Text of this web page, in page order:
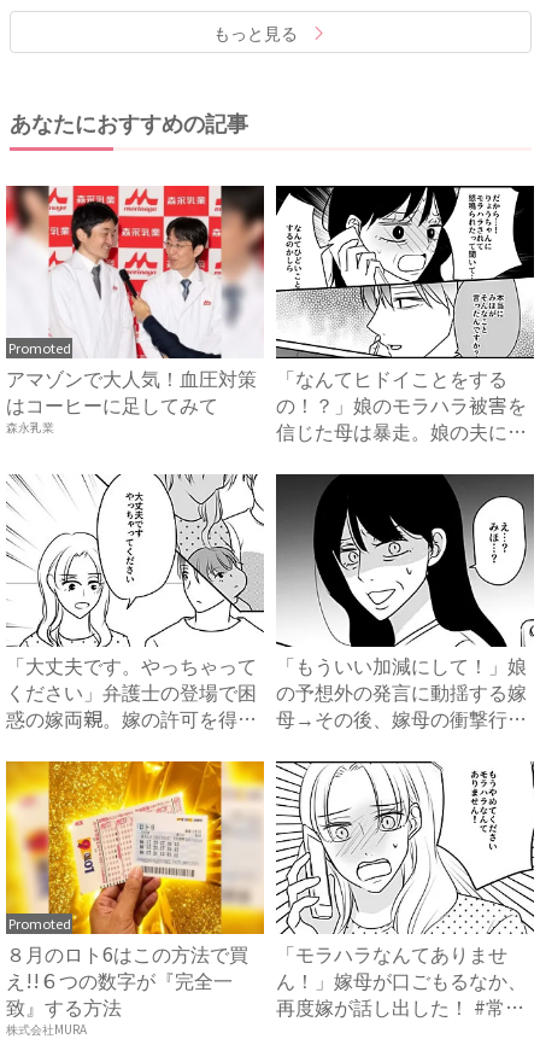
もっと見る
あなたにおすすめの記事
Promoted
アマゾンで大人気！血圧対策
はコーヒーに足してみて
森永乳業
「なんてヒドイことをする
の！？」娘のモラハラ被害を
信じた母は暴走。娘の夫に電
「大丈夫です。やっちゃって
ください」弁護士の登場で困
惑の嫁両親。嫁の許可を得た
「もういい加減にして！」娘
の予想外の発言に動揺する嫁
母→その後、嫁母の衝撃行動
Promoted
８月のロト6はこの方法で買
え!!６つの数字が『完全一
致』する方法
株式会社MURA
「モラハラなんてありませ
ん！」嫁母が口ごもるなか、
再度嫁が話し出した！ #常識